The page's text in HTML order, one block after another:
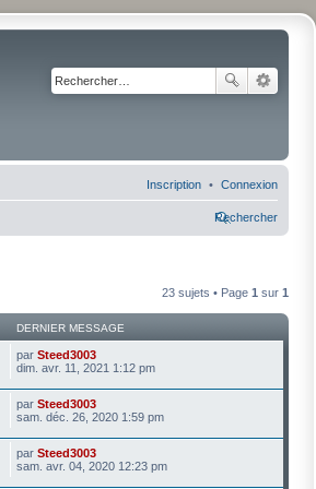
Connexion
Inscription
Rechercher
23 sujets • Page 1 sur 1
DERNIER MESSAGE
par Steed3003
dim. avr. 11, 2021 1:12 pm
par Steed3003
sam. déc. 26, 2020 1:59 pm
par Steed3003
sam. avr. 04, 2020 12:23 pm